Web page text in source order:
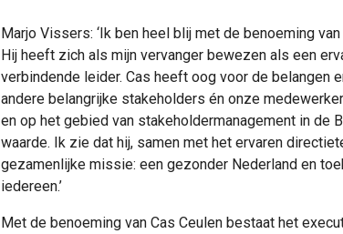
Marjo Vissers: ‘Ik ben heel blij met de benoeming
Hij heeft zich als mijn vervanger bewezen als een
verbindende leider. Cas heeft oog voor de belangen
andere belangrijke stakeholders én onze
en op het gebied van stakeholdermanagement in de
waarde. Ik zie dat hij, samen met het ervaren
gezamenlijke missie: een gezonder Nederland en
iedereen.’
Met de benoeming van Cas Ceulen bestaat het